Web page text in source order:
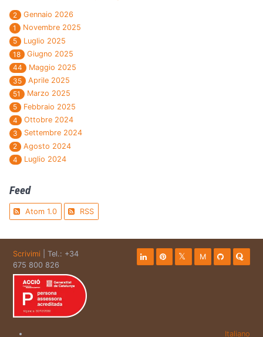
2
Gennaio 2026
1
Novembre 2025
5
Luglio 2025
18
Giugno 2025
44
Maggio 2025
35
Aprile 2025
51
Marzo 2025
5
Febbraio 2025
4
Ottobre 2024
3
Settembre 2024
2
Agosto 2024
4
Luglio 2024
Feed
Atom 1.0 RSS
Scrivimi | Tel.: +34
675 800 826
M
Italiano